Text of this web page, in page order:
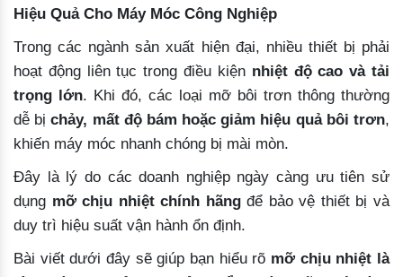
Hiệu Quả Cho Máy Móc Công Nghiệp
Trong các ngành sản xuất hiện đại, nhiều thiết bị phải
hoạt động liên tục trong điều kiện nhiệt độ cao và tải
trọng lớn. Khi đó, các loại mỡ bôi trơn thông thường
dễ bịchảy, mất độ bám hoặc giảm hiệu quả bôi trơn,
khiến máy móc nhanh chóng bị mài mòn.
Đây là lý do các doanh nghiệp ngày càng ưu tiên sử
dụng mỡ chịu nhiệt chính hãngđể bảo vệ thiết bị và
duy trì hiệu suất vận hành ổn định.
Bài viết dưới đây sẽ giúp bạn hiểu rõ mỡ chịu nhiệt là